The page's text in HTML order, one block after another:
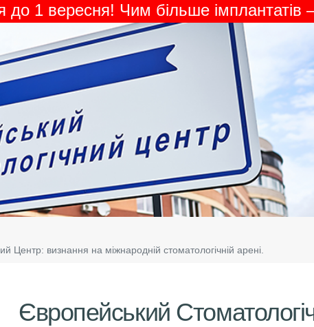
до 1 вересня! Чим більше
Центр: визнання на міжнародній стоматологічній арені.
Європейський